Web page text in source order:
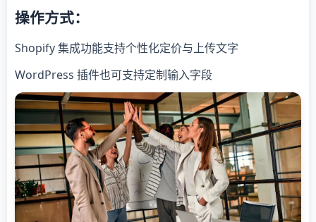
操作方式：
Shopify 集成功能支持个性化定价与上传文字
WordPress 插件也可支持定制输入字段